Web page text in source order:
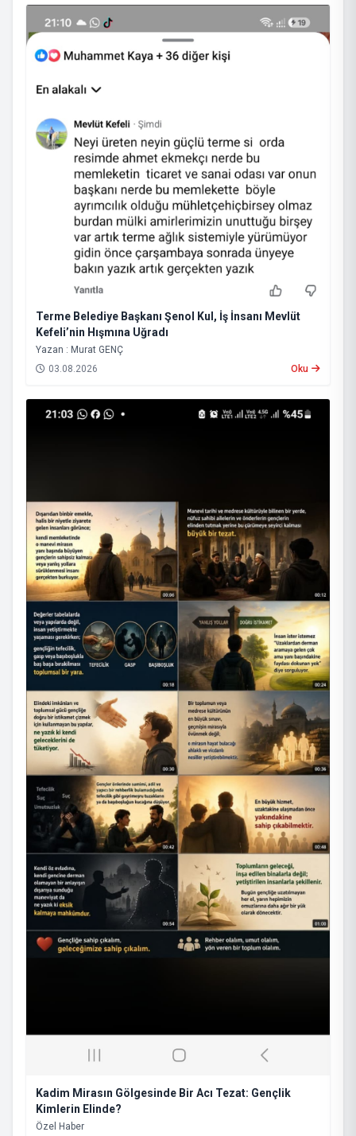
Terme Belediye Başkanı Şenol Kul, İş İnsanı Mevlüt
Kefeli’nin Hışmına Uğradı
Yazan : Murat GENÇ
03.08.2026
Oku
Kadim Mirasın Gölgesinde Bir Acı Tezat: Gençlik
Kimlerin Elinde?
​Özel Haber